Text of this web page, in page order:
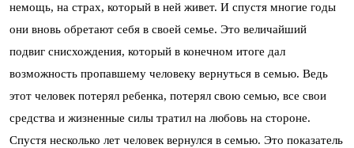
немощь, на страх, который в ней живет. И спустя многие годы
они вновь обретают себя в своей семье. Это величайший
подвиг снисхождения, который в конечном итоге дал
возможность пропавшему человеку вернуться в семью. Ведь
этот человек потерял ребенка, потерял свою семью, все свои
средства и жизненные силы тратил на любовь на стороне.
Спустя несколько лет человек вернулся в семью. Это показатель